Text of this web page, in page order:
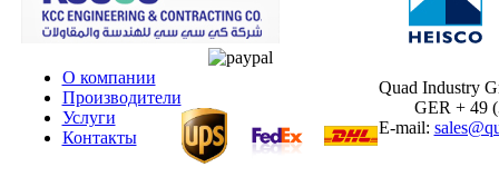
О компании
Производители
Услуги
Контакты
Quad Industry
GER + 49
E-mail: